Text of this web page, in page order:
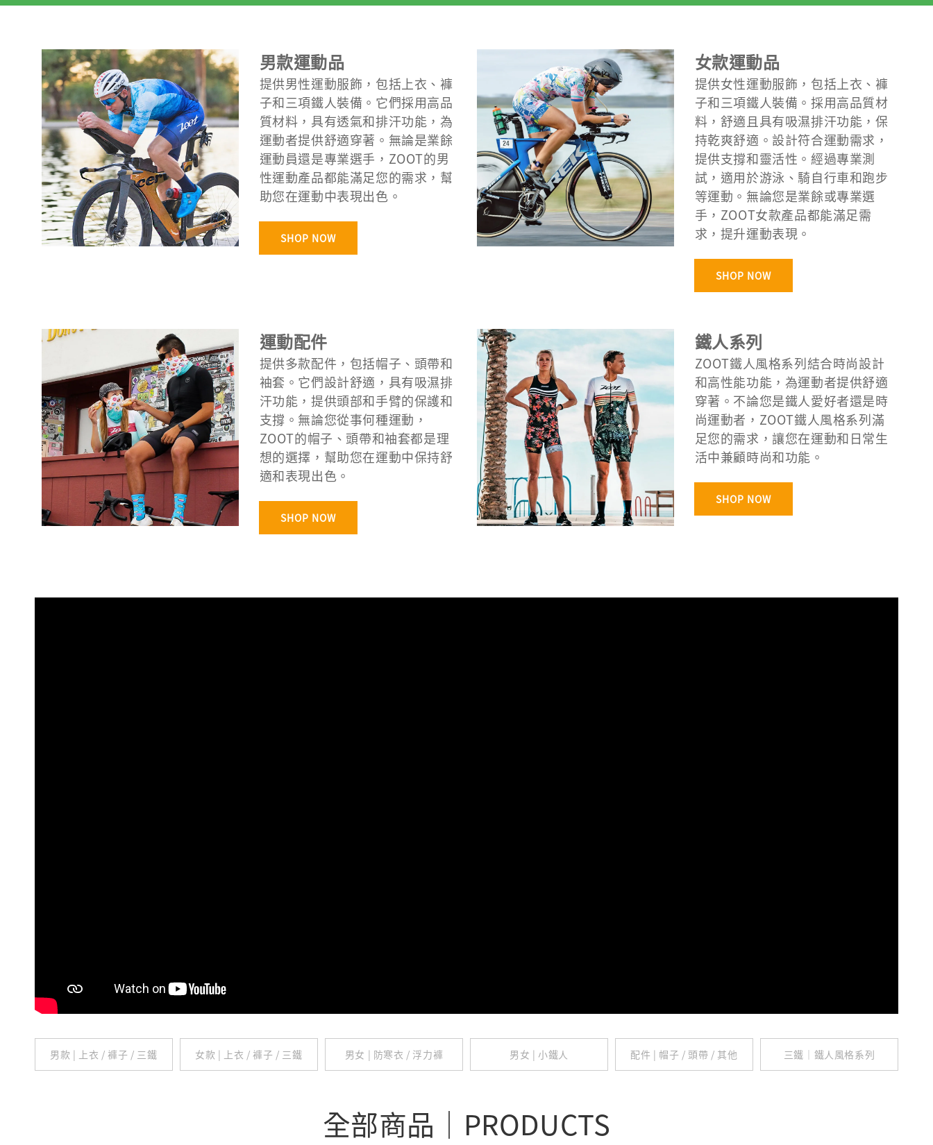
男款運動品
提供男性運動服飾，包括上衣、褲
子和三項鐵人裝備。它們採用高品
質材料，具有透氣和排汗功能，為
運動者提供舒適穿著。無論是業餘
運動員還是專業選手，ZOOT的男
性運動產品都能滿足您的需求，幫
助您在運動中表現出色。
SHOP NOW
女款運動品
提供女性運動服飾，包括上衣、褲
子和三項鐵人裝備。採用高品質材
料，舒適且具有吸濕排汗功能，保
持乾爽舒適。設計符合運動需求，
提供支撐和靈活性。經過專業測
試，適用於游泳、騎自行車和跑步
等運動。無論您是業餘或專業選
手，ZOOT女款產品都能滿足需
求，提升運動表現。
SHOP NOW
運動配件
提供多款配件，包括帽子、頭帶和
袖套。它們設計舒適，具有吸濕排
汗功能，提供頭部和手臂的保護和
支撐。無論您從事何種運動，
ZOOT的帽子、頭帶和袖套都是理
想的選擇，幫助您在運動中保持舒
適和表現出色。
SHOP NOW
鐵人系列
ZOOT鐵人風格系列結合時尚設計
和高性能功能，為運動者提供舒適
穿著。不論您是鐵人愛好者還是時
尚運動者，ZOOT鐵人風格系列滿
足您的需求，讓您在運動和日常生
活中兼顧時尚和功能。
SHOP NOW
男款 | 上衣 / 褲子 / 三鐵 女款 | 上衣 / 褲子 / 三鐵 男女 | 防寒衣 / 浮力褲 男女 | 小鐵人 配件 | 帽子 / 頭帶 / 其他 三鐵｜鐵人風格系列
全部商品｜PRODUCTS